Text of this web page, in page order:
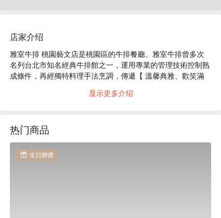
店家介绍
雅室牛排 桃園藝文店是桃園區的牛排餐廳。雅室牛排曾多次
名列台北市知名經典牛排館之一，運用專業的管理技術控制熟
成條件，再經獨特料理手法烹調，傳遞【 溫馨典雅、歡笑滿
排、蒸烤加拿大活龍蝦
雅室牛排 桃園藝文店評價：Google 4.7 星超高評價
雅室牛排 桃園藝文店推薦：雅室牛排店內氛圍溫暖輕鬆、低
調簡約又不失奢華，適合約會聚餐的牛排館。
显示更多介绍
热门商品
生日贈禮